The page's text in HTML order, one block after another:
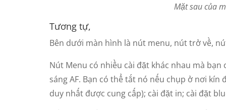
Mặt sau của
Tương tự,
Bên dưới màn hình là nút menu, nút trở về,
Nút Menu có nhiều cài đặt khác nhau mà
sáng AF. Bạn có thể tắt nó nếu chụp ở nơi
duy nhất được cung cấp); cài đặt in; cài đặt